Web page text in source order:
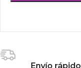
Envío rápido